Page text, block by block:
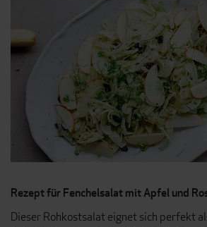
Rezept für Fenchelsalat mit Apfel und
Dieser Rohkostsalat eignet sich perfekt